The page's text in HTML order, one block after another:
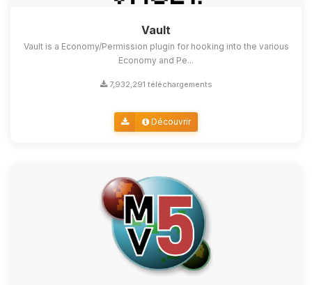
Vault
Vault is a Economy/Permission plugin for hooking into the various
Economy and Pe...
7,932,291 téléchargements
Découvrir